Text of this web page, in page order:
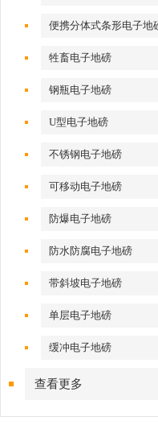
便携分体式条形电子地
牲畜电子地磅
钢瓶电子地磅
U型电子地磅
不锈钢电子地磅
可移动电子地磅
防爆电子地磅
防水防腐电子地磅
带斜坡电子地磅
单层电子地磅
缓冲电子地磅
查看更多